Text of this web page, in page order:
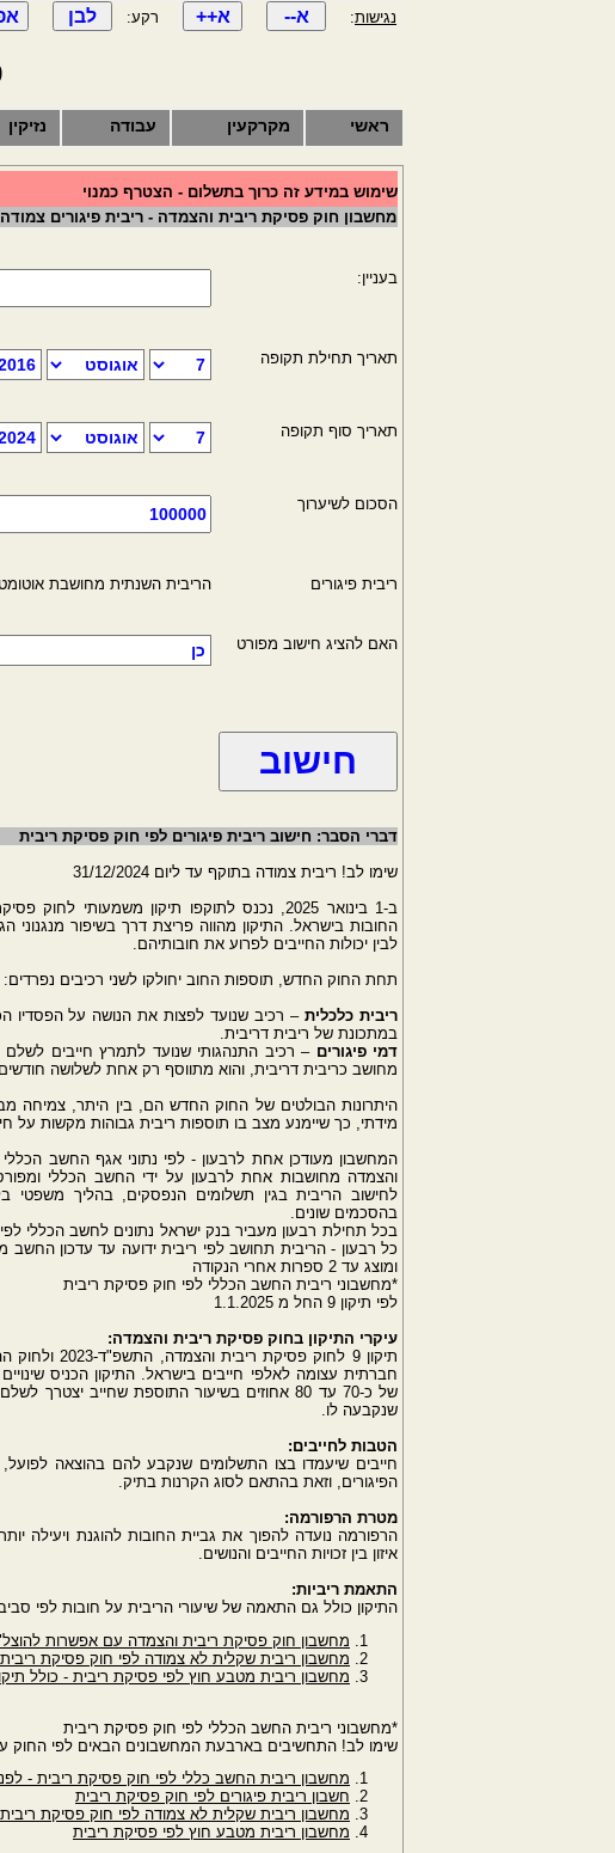
נגישות: רקע:
ראשי מקרקעין עבודה נזיקין
שימוש במידע זה כרוך בתשלום - הצטרף כמנוי
מחשבון חוק פסיקת ריבית והצמדה - ריבית פיגורים
בעניין:
תאריך תחילת תקופה
תאריך סוף תקופה
הסכום לשיערוך
ריבית פיגורים הריבית השנתית מחושבת
האם להציג חישוב מפורט
דברי הסבר: חישוב ריבית פיגורים לפי חוק פסיקת ריבית
שימו לב! ריבית צמודה בתוקף עד ליום 31/12/2024
ב-1 בינואר 2025, נכנס לתוקפו תיקון
החובות בישראל. התיקון מהווה פריצת דרך בשיפור מנגנוני
לבין יכולות החייבים לפרוע את חובותיהם.
תחת החוק החדש, תוספות החוב יחולקו לשני רכיבים נפרדים:
ריבית כלכלית– רכיב שנועד לפצות את הנושה על הפסדיו
במתכונת של ריבית דריבית.
דמי פיגורים – רכיב התנהגותי שנועד לתמרץ חייבים לשלם
מחושב כריבית דריבית, והוא מתווסף רק אחת לשלושה
היתרונות הבולטים של החוק החדש הם, בין היתר, צמיחה
מידתי, כך שיימנע מצב בו תוספות ריבית גבוהות מקשות על
המחשבון מעודכן אחת לרבעון - לפי נתוני אגף החשב
והצמדה מחושבות אחת לרבעון על ידי החשב הכללי
לחישוב הריבית בגין תשלומים הנפסקים, בהליך משפטי
בהסכמים שונים.
בכל תחילת רבעון מעביר בנק ישראל נתונים לחשב הכללי
ומוצג עד 2 ספרות אחרי הנקודה
*מחשבוני ריבית החשב הכללי לפי חוק פסיקת ריבית
לפי תיקון 9 החל מ 1.1.2025
עיקרי התיקון בחוק פסיקת ריבית והצמדה:
חברתית עצומה לאלפי חייבים בישראל. התיקון הכניס
של כ-70 עד 80 אחוזים בשיעור התוספת שחייב
שנקבעה לו.
הטבות לחייבים:
הפיגורים, וזאת בהתאם לסוג הקרנות בתיק.
מטרת הרפורמה:
הרפורמה נועדה להפוך את גביית החובות להוגנת ויעילה
איזון בין זכויות החייבים והנושים.
התאמת ריביות:
התיקון כולל גם התאמה של שיעורי הריבית על חובות לפי
מחשבון חוק פסיקת ריבית והצמדה עם אפשרות להוצל"פ החל
מחשבון ריבית שקלית לא צמודה לפי חוק פסיקת ריבית -
מחשבון ריבית מטבע חוץ לפי פסיקת ריבית - כולל תיקון
*מחשבוני ריבית החשב הכללי לפי חוק פסיקת ריבית
שימו לב! התחשיבים בארבעת המחשבונים הבאים לפי החוק עד דצמבר 2024, החל מ
מחשבון ריבית החשב כללי לפי חוק פסיקת ריבית - לפני
חשבון ריבית פיגורים לפי חוק פסיקת ריבית
מחשבון ריבית שקלית לא צמודה לפי חוק פסיקת ריבית
מחשבון ריבית מטבע חוץ לפי פסיקת ריבית